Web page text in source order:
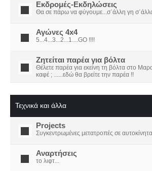
Εκδρομές-Εκδηλώσεις
Θα σε πάρω να φύγουμε...σ΄άλλη γη
Αγώνες 4x4
5...4...3...2...1....GO !!!!
Ζητείται παρέα για βόλτα
Θέλετε παρέα για εκείνη τη βόλτα στο
καφέ ; ......εδώ θα βρείτε την παρέα !!
Τεχνικά και άλλα
Projects
Συγκεντρωμένες μετατροπές σε
Αναρτήσεις
το λιφτ...